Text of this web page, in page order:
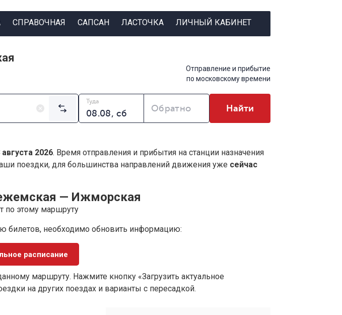
СПРАВОЧНАЯ САПСАН ЛАСТОЧКА ЛИЧНЫЙ КАБИНЕТ
Отправление и прибытие
по московскому времени
Туда
Обратно Найти
августа 2026. Время отправления и прибытия на станции назначения
поездки, для большинства направлений движения уже сейчас
— Ижморская
по этому маршруту
билетов, необходимо обновить информацию:
расписание
маршруту. Нажмите кнопку «Загрузить актуальное
на других поездах и варианты с пересадкой.